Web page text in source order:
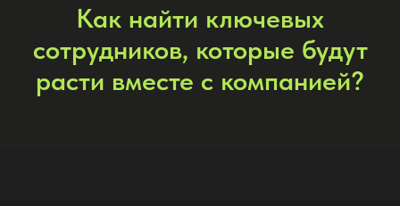
Как найти ключевых
сотрудников, которые будут
расти вместе с компанией?